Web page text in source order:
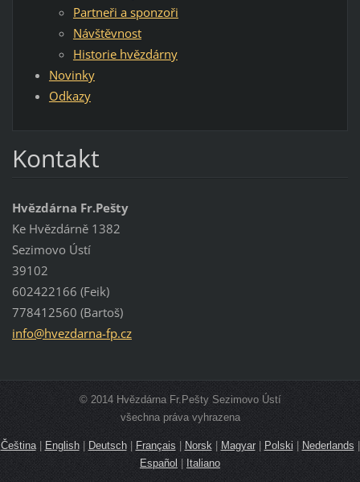
Partneři a sponzoři
Návštěvnost
Historie hvězdárny
Novinky
Odkazy
Kontakt
Hvězdárna Fr.Pešty
Ke Hvězdárně 1382
Sezimovo Ústí
39102
602422166 (Feik)
778412560 (Bartoš)
info@hvezdarna-fp.cz
© 2014 Hvězdárna Fr.Pešty Sezimovo Ústí
všechna práva vyhrazena
Čeština| English| Deutsch|Français | Norsk | Magyar| Polski | Nederlands |
Español | Italiano